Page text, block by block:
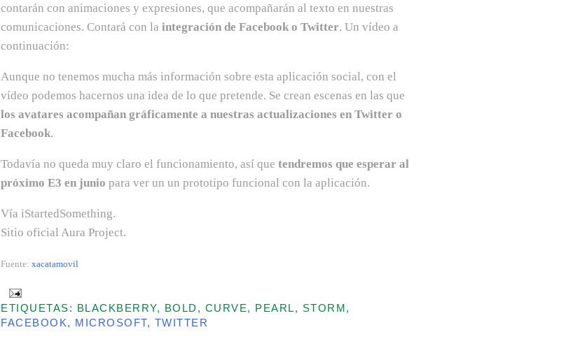
contarán con animaciones y expresiones, que acompañarán al texto en nuestras
comunicaciones. Contará con la integración de Facebook o Twitter. Un vídeo a
continuación:
Aunque no tenemos mucha más información sobre esta aplicación social, con el
vídeo podemos hacernos una idea de lo que pretende. Se crean escenas en las que
los avatares acompañan gráficamente a nuestras actualizaciones en Twitter o
Facebook.
Todavía no queda muy claro el funcionamiento, así que tendremos que esperar al
próximo E3 en junio para ver un un prototipo funcional con la aplicación.
Vía iStartedSomething.
Sitio oficial Aura Project.
Fuente: xacatamovil
ETIQUETAS: BLACKBERRY, BOLD, CURVE, PEARL, STORM,
FACEBOOK, MICROSOFT, TWITTER